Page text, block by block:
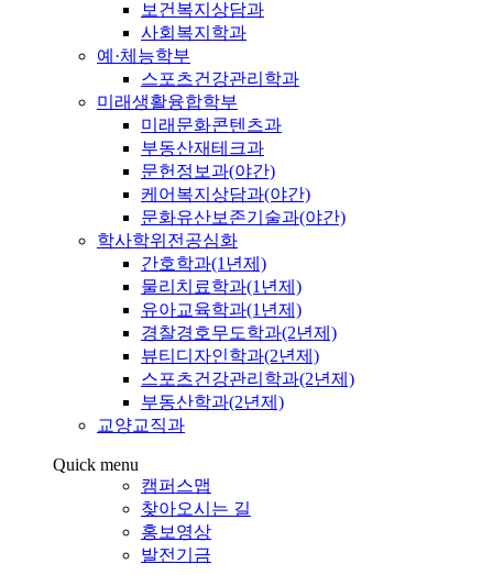
보건복지상담과
사회복지학과
예·체능학부
스포츠건강관리학과
미래생활융합학부
미래문화콘텐츠과
부동산재테크과
문헌정보과(야간)
케어복지상담과(야간)
문화유산보존기술과(야간)
학사학위전공심화
간호학과(1년제)
물리치료학과(1년제)
유아교육학과(1년제)
경찰경호무도학과(2년제)
뷰티디자인학과(2년제)
스포츠건강관리학과(2년제)
부동산학과(2년제)
교양교직과
Quick menu
캠퍼스맵
찾아오시는 길
홍보영상
발전기금